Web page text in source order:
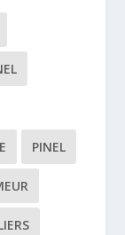
PINEL